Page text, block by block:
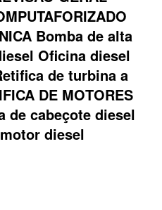
Bomba de alta
Oficina diesel
de turbina a
DE MOTORES
de cabeçote diesel
diesel